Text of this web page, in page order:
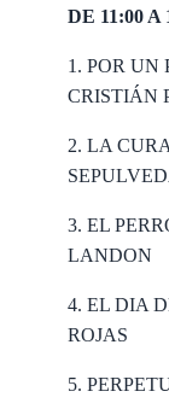
DE 11:00 A
1. POR UN
CRISTIÁN
2. LA
3. EL
LANDON
4. EL DIA
ROJAS
5.